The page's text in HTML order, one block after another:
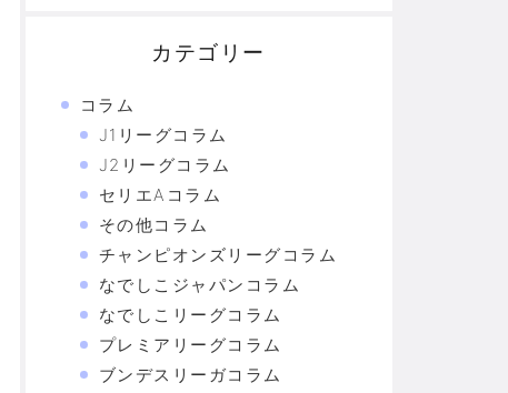
カテゴリー
コラム
J1リーグコラム
J2リーグコラム
セリエAコラム
その他コラム
チャンピオンズリーグコラム
なでしこジャパンコラム
なでしこリーグコラム
プレミアリーグコラム
ブンデスリーガコラム